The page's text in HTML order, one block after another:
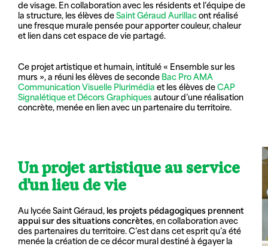
de visage. En collaboration avec les résidents et l’équipe de
la structure, les élèves deSaint Géraud Aurillacont réalisé
une fresque murale pensée pour apporter couleur, chaleur
et lien dans cet espace de vie partagé.
Ce projet artistique et humain, intitulé « Ensemble sur les
murs », a réuni les élèves de seconde Bac Pro AMA
Communication Visuelle Plurimédia et les élèves deCAP
Signalétique et Décors Graphiques autour d’une réalisation
concrète, menée en lien avec un partenaire du territoire.
Un projet artistique au service
d’un lieu de vie
Au lycée Saint Géraud, les projets pédagogiques prennent
appui sur des situations concrètes, en collaboration avec
des partenaires du territoire. C’est dans cet esprit qu’a été
menée la création de ce décor mural destiné à égayer la